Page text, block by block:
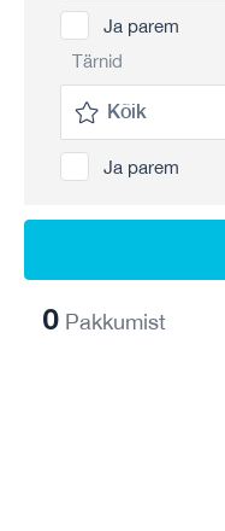
Ja parem
Tärnid
Ja parem
0 Pakkumist